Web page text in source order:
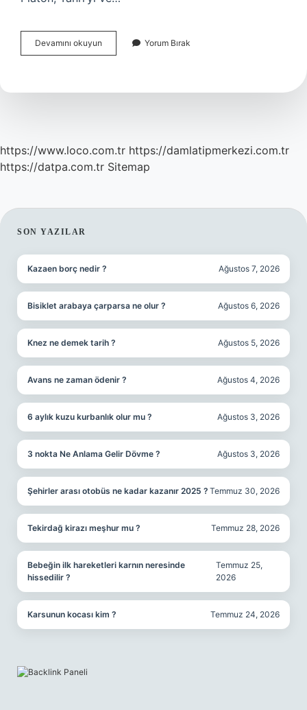
Devamını okuyun Dostoyevski
Tanrıya
Yorum Bırak
https://www.loco.com.tr https://damlatipmerkezi.com.tr
https://datpa.com.tr Sitemap
SIDEBAR
SON YAZILAR
Kazaen borç nedir ? Ağustos 7, 2026
Bisiklet arabaya çarparsa ne olur ? Ağustos 6, 2026
Knez ne demek tarih ? Ağustos 5, 2026
Avans ne zaman ödenir ? Ağustos 4, 2026
6 aylık kuzu kurbanlık olur mu ? Ağustos 3, 2026
3 nokta Ne Anlama Gelir Dövme ? Ağustos 3, 2026
Şehirler arası otobüs ne kadar kazanır 2025 ? Temmuz 30, 2026
Tekirdağ kirazı meşhur mu ? Temmuz 28, 2026
Bebeğin ilk hareketleri karnın neresinde
hissedilir ?
Temmuz 25,
2026
Karsunun kocası kim ? Temmuz 24, 2026